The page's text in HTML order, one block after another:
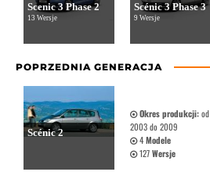
Scenic 3 Phase 2
13 Wersje
Scénic 3 Phase 3
9 Wersje
POPRZEDNIA GENERACJA
Scénic 2
Okres produkcji:od
2003 do 2009
4Modele
127Wersje